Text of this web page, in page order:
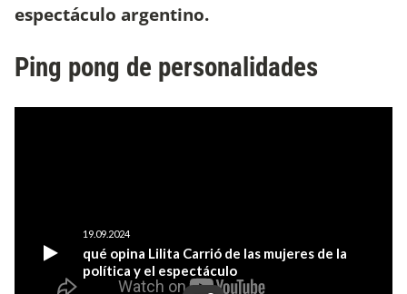
espectáculo argentino.
Ping pong de personalidades